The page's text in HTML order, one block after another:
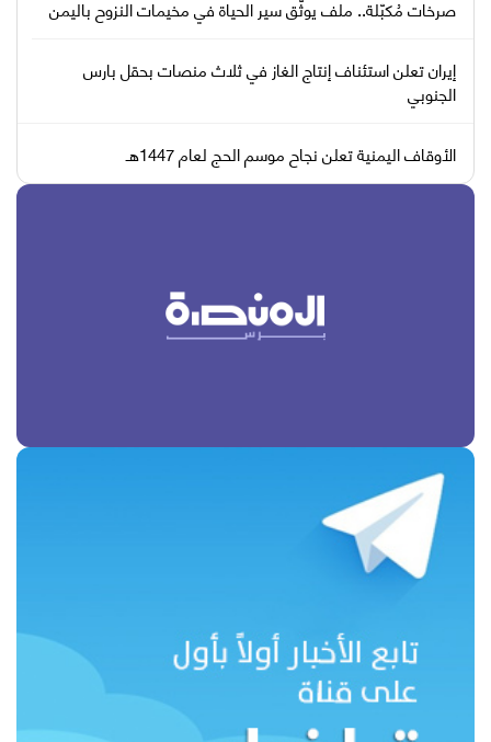
صرخات مُكبّلة.. ملف يوثّق سير الحياة في مخيمات النزوح باليمن
إيران تعلن استئناف إنتاج الغاز في ثلاث منصات بحقل بارس
الجنوبي
الأوقاف اليمنية تعلن نجاح موسم الحج لعام 1447هـ